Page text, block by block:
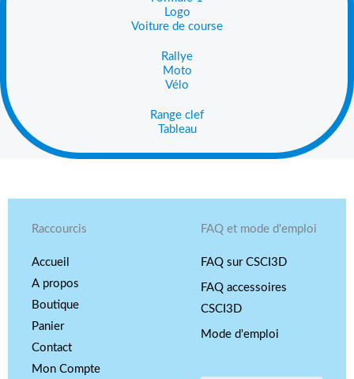
Logo
Voiture de course
Rallye
Moto
Vélo
Range clef
Tableau
Raccourcis
Accueil
A propos
Boutique
Panier
Contact
Mon Compte
FAQ et mode d'emploi
FAQ sur CSCI3D
FAQ accessoires
CSCI3D
Mode d'emploi